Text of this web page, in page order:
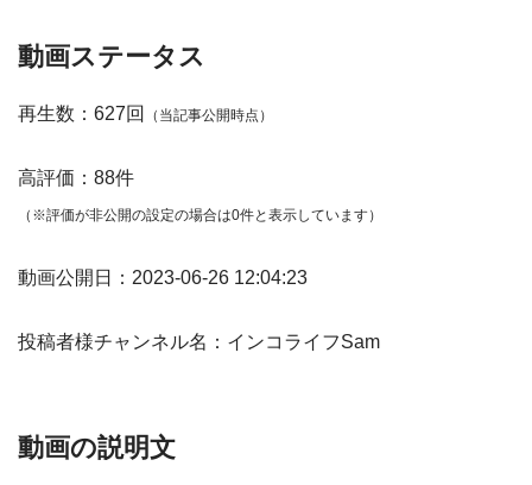
動画ステータス
再生数：627回 （当記事公開時点）
高評価：88件
（※評価が非公開の設定の場合は0件と表示しています）
動画公開日：2023-06-26 12:04:23
投稿者様チャンネル名：インコライフSam
動画の説明文